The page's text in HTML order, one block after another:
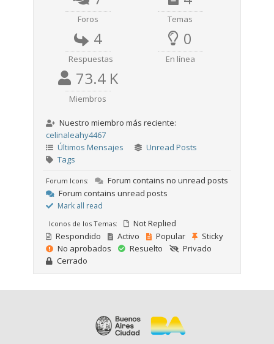
Foros Temas
4
Respuestas
0
En línea
73.4 K
Miembros
Nuestro miembro más reciente:
celinaleahy4467
Últimos Mensajes
Unread Posts
Tags
Forum Icons:
Forum contains no unread posts
Forum contains unread posts
Mark all read
Iconos de los Temas:
Not Replied
Respondido
Activo Popular
Sticky
No aprobados
Resuelto
Privado
Cerrado